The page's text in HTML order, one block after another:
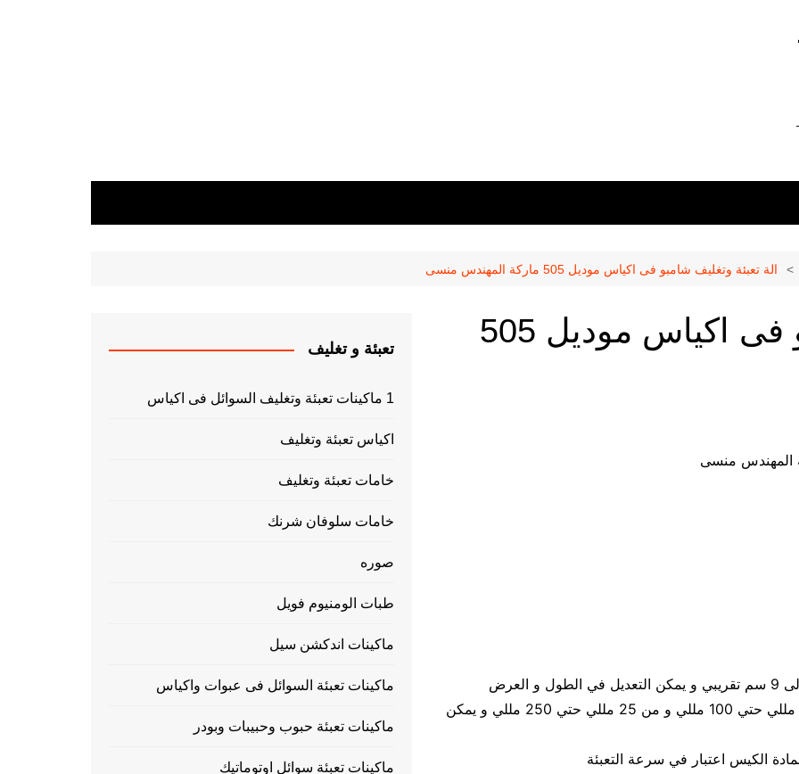
–
–
الة تعبئة وتغليف شامبو فى اكياس موديل 505 ماركة المهندس منسى
الة تعبئة وتغليف شامبو فى اكياس موديل 505
كمية المواد المعبئةمن 2 مللي حتي 25 مللي و من 5 مللي حتي 100 مللي و من 25 مللي حتي 250 مللي و يمكن
تعبئة و تغليف
1 ماكينات تعبئة وتغليف السوائل فى اكياس
اكياس تعبئة وتغليف
خامات تعبئة وتغليف
خامات سلوفان شرنك
صوره
طبات الومنيوم فويل
ماكينات اندكشن سيل
ماكينات تعبئة السوائل فى عبوات واكياس
ماكينات تعبئة حبوب وحبيبات وبودر
ماكينات تعبئة سوائل اوتوماتيك